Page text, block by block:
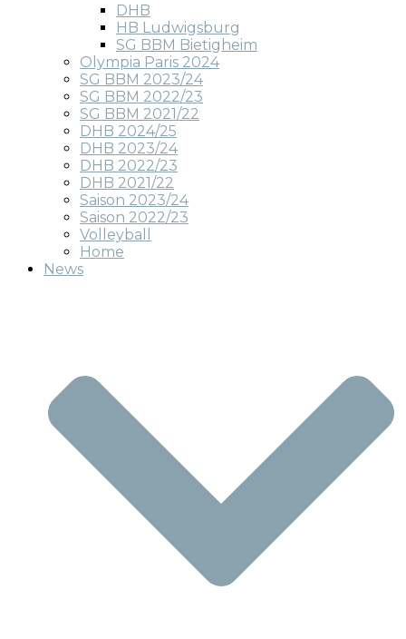
DHB
HB Ludwigsburg
SG BBM Bietigheim
Olympia Paris 2024
SG BBM 2023/24
SG BBM 2022/23
SG BBM 2021/22
DHB 2024/25
DHB 2023/24
DHB 2022/23
DHB 2021/22
Saison 2023/24
Saison 2022/23
Volleyball
Home
News